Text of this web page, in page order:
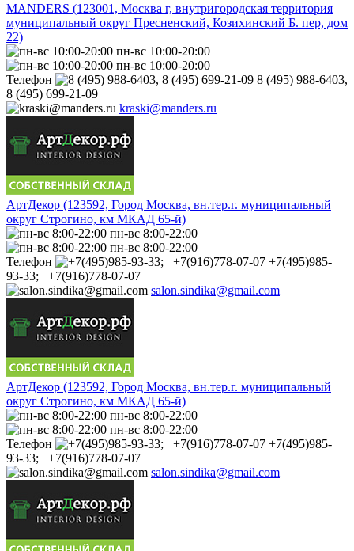
MANDERS (123001, Москва г, внутригородская территория
муниципальный округ Пресненский, Козихинский Б. пер, дом
22)
пн-вс 10:00-20:00
пн-вс 10:00-20:00
Телефон
8 (495) 988-6403,
8 (495) 699-21-09
kraski@manders.ru
АртДекор (123592, Город Москва, вн.тер.г. муниципальный
округ Строгино, км МКАД 65-й)
пн-вс 8:00-22:00
пн-вс 8:00-22:00
Телефон
+7(495)985-
93-33; +7(916)778-07-07
salon.sindika@gmail.com
АртДекор (123592, Город Москва, вн.тер.г. муниципальный
округ Строгино, км МКАД 65-й)
пн-вс 8:00-22:00
пн-вс 8:00-22:00
Телефон
+7(495)985-
93-33; +7(916)778-07-07
salon.sindika@gmail.com